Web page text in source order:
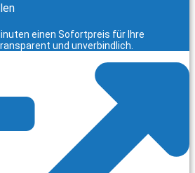
einen Sofortpreis für Ihre
und unverbindlich.